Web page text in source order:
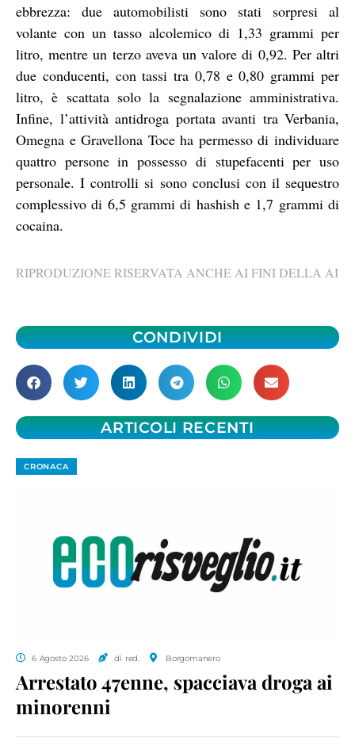
ebbrezza: due automobilisti sono stati sorpresi al
volante con un tasso alcolemico di 1,33 grammi per
litro, mentre un terzo aveva un valore di 0,92. Per altri
due conducenti, con tassi tra 0,78 e 0,80 grammi per
litro, è scattata solo la segnalazione amministrativa.
Infine, l’attività antidroga portata avanti tra Verbania,
Omegna e Gravellona Toce ha permesso di individuare
quattro persone in possesso di stupefacenti per uso
personale. I controlli si sono conclusi con il sequestro
complessivo di 6,5 grammi di hashish e 1,7 grammi di
cocaina.
RIPRODUZIONE RISERVATA ANCHE AI FINI DELLA AI
CONDIVIDI
ARTICOLI RECENTI
CRONACA
6 Agosto 2026 di red. Borgomanero
Arrestato 47enne, spacciava droga ai
minorenni